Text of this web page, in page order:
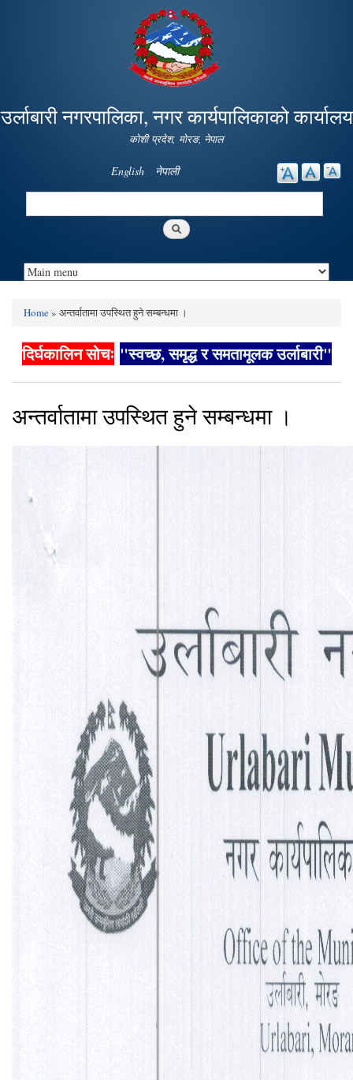
Skip to
main
content
उर्लाबारी नगरपालिका, नगर कार्यपालिकाको कार्यालय
कोशी प्रदेश, माेरङ, नेपाल
English नेपाली
Search
Home» अन्तर्वातामा उपस्थित हुने सम्बन्धमा ।
दिर्घकालिन सोचः "स्वच्छ, समृद्ध र समतामूलक उर्लाबारी"
अन्तर्वातामा उपस्थित हुने सम्बन्धमा ।